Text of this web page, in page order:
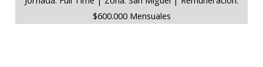
$600.000 Mensuales